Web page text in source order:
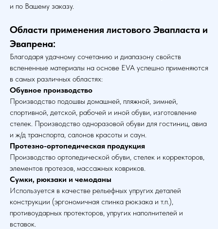
и по Вашему заказу.
Области применения листового Эвапласта и
Эвапрена:
Благодаря удачному сочетанию и диапазону свойств
вспененные материалы на основе EVA успешно применяются
в самых различных областях:
Обувное производство
Производство подошвы домашней, пляжной, зимней,
спортивной, детской, рабочей и иной обуви, изготовление
стелек. Производство одноразовой обуви для гостиниц, авиа
и ж/д транспорта, салонов красоты и саун.
Протезно-ортопедическая продукция
Производство ортопедической обуви, стелек и корректоров,
элементов протезов, массажных ковриков.
Сумки, рюкзаки и чемоданы
Используется в качестве рельефных упругих деталей
конструкции (эргономичная спинка рюкзака и т.п.),
противоударных протекторов, упругих наполнителей и
вставок.